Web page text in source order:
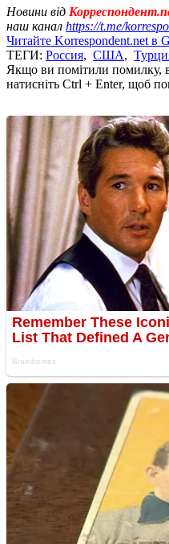
Новини від
наш канал https://t.me/
Читайте Korrespondent.net в
ТЕГИ: Россия, США,
Якщо ви помітили помилку,
натисніть Ctrl + Enter, щоб